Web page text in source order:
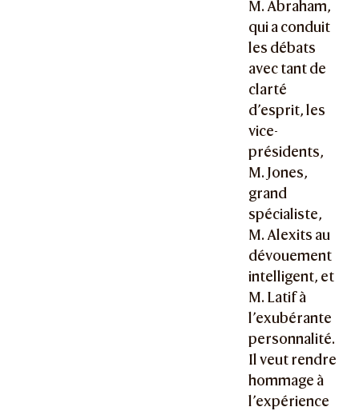
M. Abraham,
qui a conduit
les débats
avec tant de
clarté
d’esprit, les
vice-
présidents,
M. Jones,
grand
spécialiste,
M. Alexits au
dévouement
intelligent, et
M. Latif à
l’exubérante
personnalité.
Il veut rendre
hommage à
l’expérience